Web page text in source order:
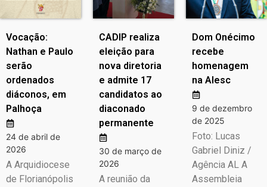
Vocação:
Nathan e Paulo
serão
ordenados
diáconos, em
Palhoça
24 de abril de
2026
A Arquidiocese
de Florianópolis
CADIP realiza
eleição para
nova diretoria
e admite 17
candidatos ao
diaconado
permanente
30 de março de
2026
A reunião da
Dom Onécimo
recebe
homenagem
na Alesc
9 de dezembro
de 2025
Foto: Lucas
Gabriel Diniz /
Agência AL A
Assembleia